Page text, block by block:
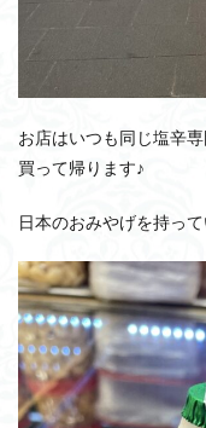
お店はいつも同じ塩辛
買って帰ります♪
日本のおみやげを持っ